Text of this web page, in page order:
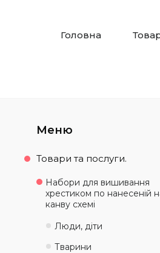
Головна
Товари та послуги.
Набори для вишивання
хрестиком по нанесеній
канву схемі
Люди, діти
Тварини